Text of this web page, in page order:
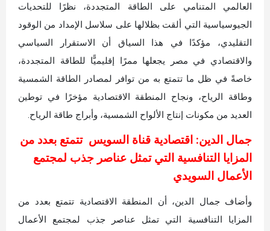
العالمي المتنامي على الطاقة المتجددة، نظرًا للتحديات
الجيوسياسية التي ألقت بظلالها على سلاسل الإمداد من الوقود
التقليدي، مؤكدًا في هذا السياق أن الاستقرار السياسي
والاقتصادي في مصر يجعلها ممرًا إقليميًّا للطاقة المتجددة،
خاصةً في ظل ما تتمتع به من توافر لمصادر الطاقة الشمسية
وطاقة الرياح، ونجاح المنطقة الاقتصادية مؤخرًا في توطين
العديد من مكونات إنتاج الألواح الشمسية، وأبراج طاقة الرياح.
جمال الدين: اقتصادية قناة السويس تتمتع بعدد من
المزايا التنافسية التي تمثل عناصر جذب لمجتمع
الأعمال السويدي
وأضاف جمال الدين، أن المنطقة الاقتصادية تتمتع بعدد من
المزايا التنافسية التي تمثل عناصر جذب لمجتمع الأعمال